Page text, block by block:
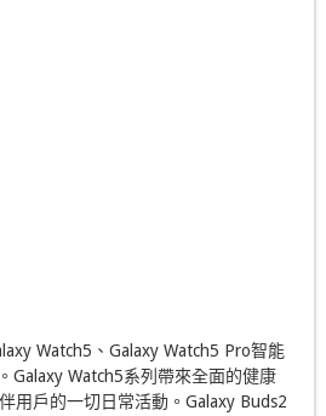
Watch5、Galaxy Watch5 Pro智能
Galaxy Watch5系列帶來全面的健康
用戶的一切日常活動。Galaxy Buds2